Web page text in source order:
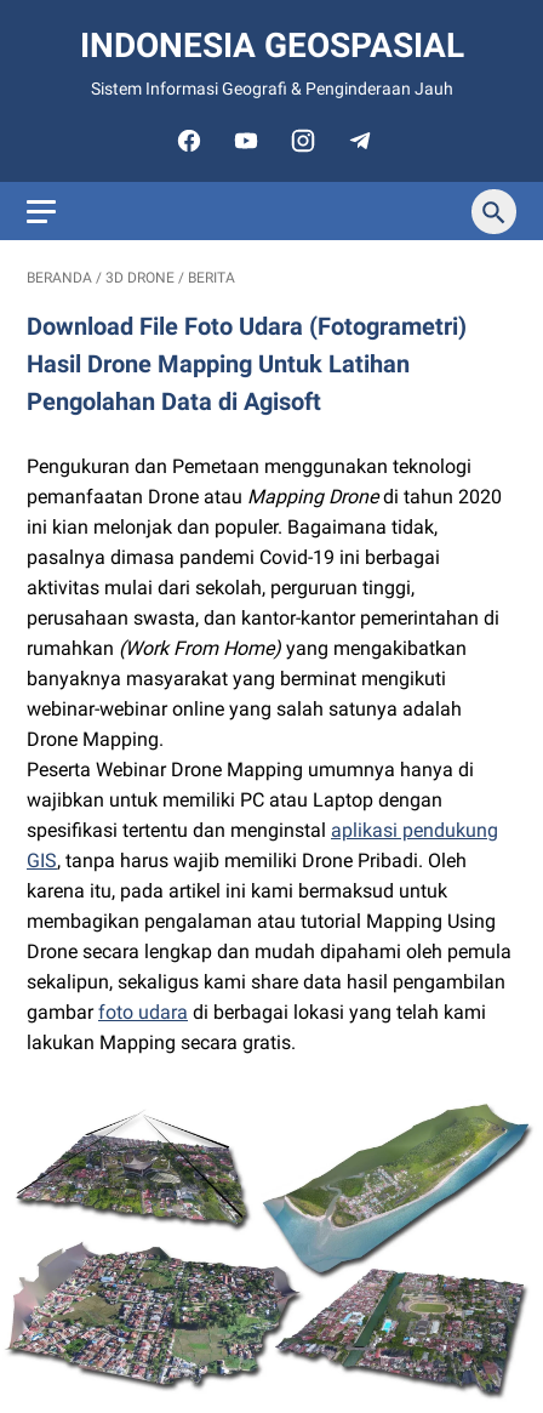
INDONESIA GEOSPASIAL
Sistem Informasi Geografi & Penginderaan Jauh
BERANDA / 3D DRONE / BERITA
Download File Foto Udara (Fotogrametri)
Hasil Drone Mapping Untuk Latihan
Pengolahan Data di Agisoft
Pengukuran dan Pemetaan menggunakan teknologi
pemanfaatan Drone atau Mapping Dronedi tahun 2020
ini kian melonjak dan populer. Bagaimana tidak,
pasalnya dimasa pandemi Covid-19 ini berbagai
aktivitas mulai dari sekolah, perguruan tinggi,
perusahaan swasta, dan kantor-kantor pemerintahan di
rumahkan (Work From Home) yang mengakibatkan
banyaknya masyarakat yang berminat mengikuti
webinar-webinar online yang salah satunya adalah
Drone Mapping.
Peserta Webinar Drone Mapping umumnya hanya di
wajibkan untuk memiliki PC atau Laptop dengan
spesifikasi tertentu dan menginstal aplikasi pendukung
GIS, tanpa harus wajib memiliki Drone Pribadi. Oleh
karena itu, pada artikel ini kami bermaksud untuk
membagikan pengalaman atau tutorial Mapping Using
Drone secara lengkap dan mudah dipahami oleh pemula
sekalipun, sekaligus kami share data hasil pengambilan
gambarfoto udara di berbagai lokasi yang telah kami
lakukan Mapping secara gratis.